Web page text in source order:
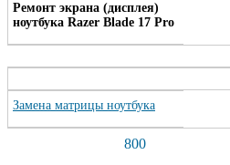
Ремонт экрана (дисплея)
ноутбука Razer Blade 17 Pro
Замена матрицы ноутбука
800